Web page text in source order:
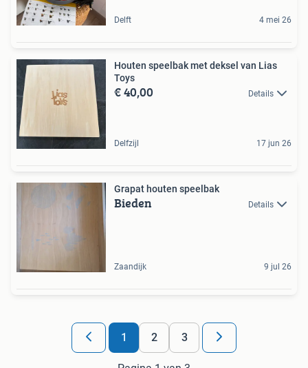
Delft 4 mei 26
Houten speelbak met deksel van Lias
Toys
€ 40,00 Details
Delfzijl 17 jun 26
Grapat houten speelbak
Bieden Details
Zaandijk 9 jul 26
1 2 3